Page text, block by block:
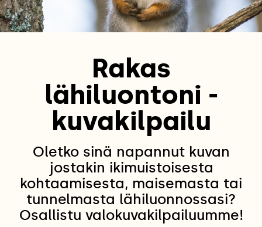
Rakas
lähiluontoni -
kuvakilpailu
Oletko sinä napannut kuvan
jostakin ikimuistoisesta
kohtaamisesta, maisemasta tai
tunnelmasta lähiluonnossasi?
Osallistu valokuvakilpailuumme!